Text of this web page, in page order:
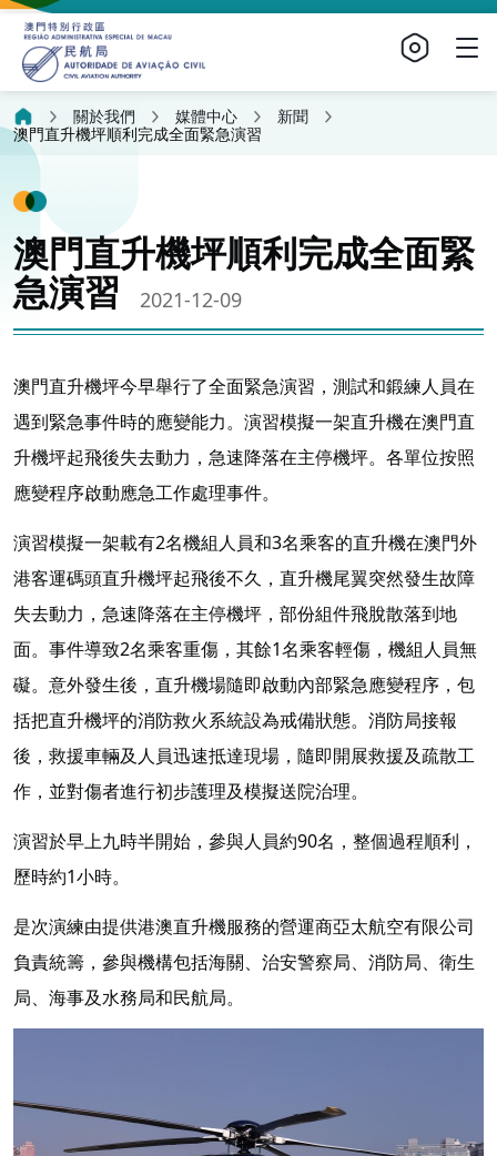
關於我們 媒體中心
新聞
澳門直升機坪順利完成全面緊急演習
澳門直升機坪順利完成全面緊
急演習
2021-12-09
澳門直升機坪今早舉行了全面緊急演習，測試和鍛練人員在
遇到緊急事件時的應變能力。演習模擬一架直升機在澳門直
升機坪起飛後失去動力，急速降落在主停機坪。各單位按照
應變程序啟動應急工作處理事件。
演習模擬一架載有2名機組人員和3名乘客的直升機在澳門外
港客運碼頭直升機坪起飛後不久，直升機尾翼突然發生故障
失去動力，急速降落在主停機坪，部份組件飛脫散落到地
面。事件導致2名乘客重傷，其餘1名乘客輕傷，機組人員無
礙。意外發生後，直升機場隨即啟動內部緊急應變程序，包
括把直升機坪的消防救火系統設為戒備狀態。消防局接報
後，救援車輛及人員迅速抵達現場，隨即開展救援及疏散工
作，並對傷者進行初步護理及模擬送院治理。
演習於早上九時半開始，參與人員約90名，整個過程順利，
歷時約1小時。
是次演練由提供港澳直升機服務的營運商亞太航空有限公司
負責統籌，參與機構包括海關、治安警察局、消防局、衛生
局、海事及水務局和民航局。